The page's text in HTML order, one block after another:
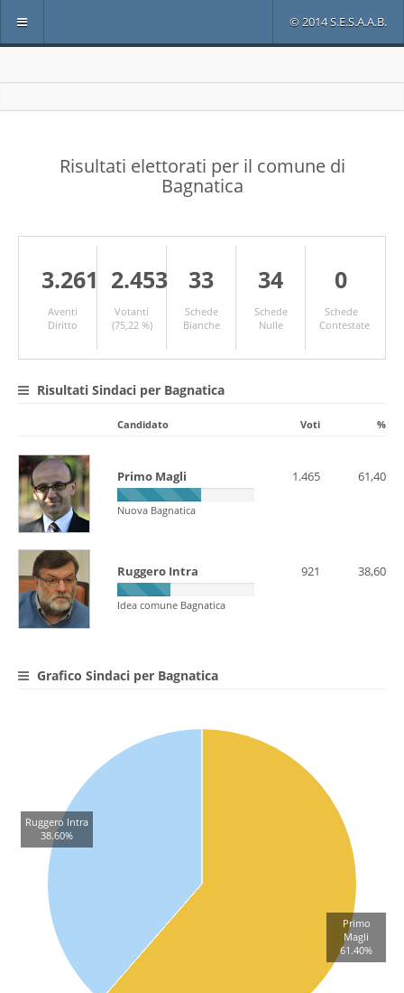
© 2014 S.E.S.A.A.B.
Risultati elettorati per il comune di
Bagnatica
3.261
Aventi
Diritto
2.453
Votanti
(75,22 %)
33
Schede
Bianche
34
Schede
Nulle
0
Schede
Contestate
Risultati Sindaci per Bagnatica
Candidato Voti %
Primo Magli
Nuova Bagnatica
1.465 61,40
Ruggero Intra
Idea comune Bagnatica
921 38,60
Grafico Sindaci per Bagnatica
Primo
Magli
61.40%
Ruggero Intra
38.60%